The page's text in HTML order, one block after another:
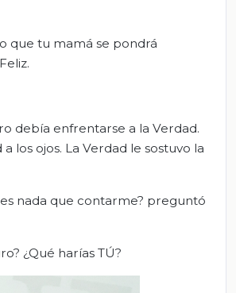
que tu mamá se pondrá
debía enfrentarse a la Verdad.
los ojos. La Verdad le sostuvo la
nada que contarme? preguntó
¿Qué harías TÚ?